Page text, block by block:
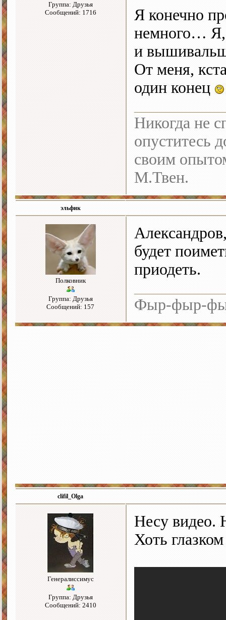
Группа: Друзья
Сообщений: 1716
Я конечно
немного… Я,
и
От меня,
один конец
Никогда не
опуститесь
своим
М.Твен.
эльфик
Полковник
Группа: Друзья
Сообщений: 157
будет
приодеть.
Фыр-фыр-
clifil_Olga
Генералиссимус
Группа: Друзья
Сообщений: 2410
Несу видео.
Хоть